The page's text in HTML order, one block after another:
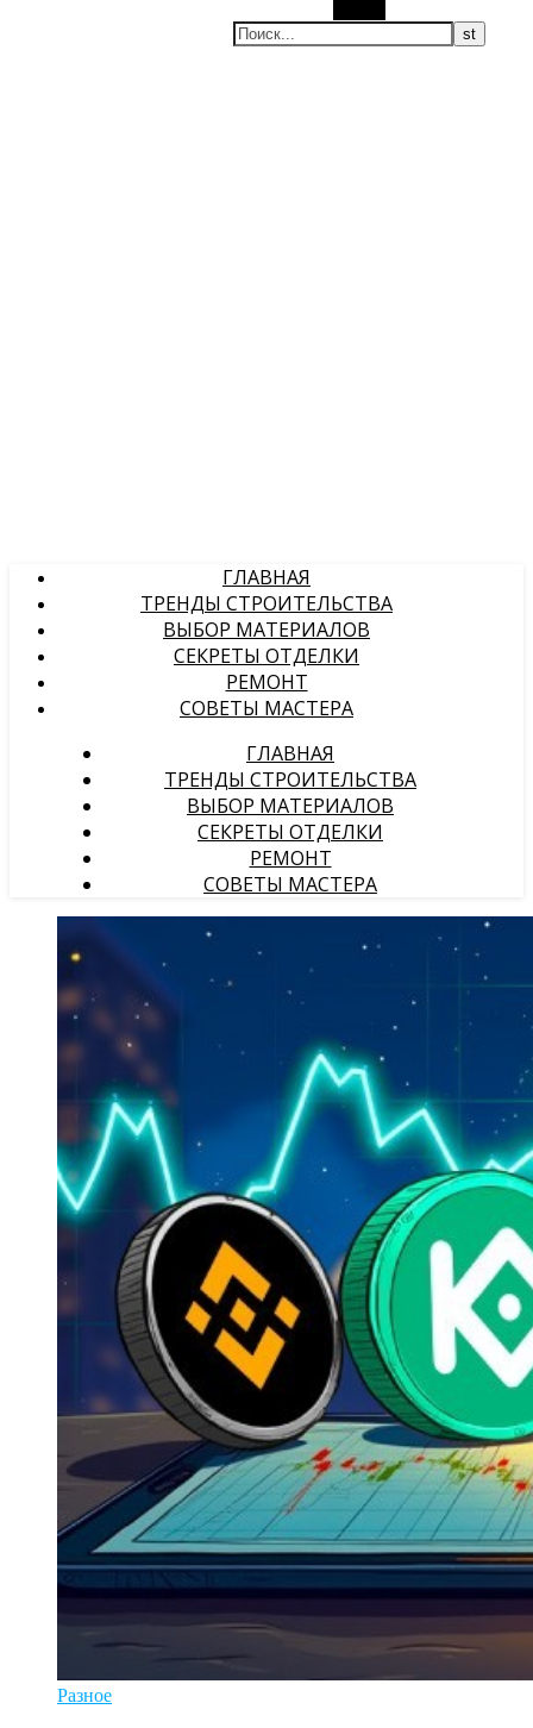
ГЛАВНАЯ
ТРЕНДЫ СТРОИТЕЛЬСТВА
ВЫБОР МАТЕРИАЛОВ
СЕКРЕТЫ ОТДЕЛКИ
РЕМОНТ
СОВЕТЫ МАСТЕРА
ГЛАВНАЯ
ТРЕНДЫ СТРОИТЕЛЬСТВА
ВЫБОР МАТЕРИАЛОВ
СЕКРЕТЫ ОТДЕЛКИ
РЕМОНТ
СОВЕТЫ МАСТЕРА
Разное